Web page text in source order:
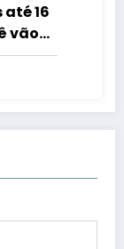
16
vão
Dia